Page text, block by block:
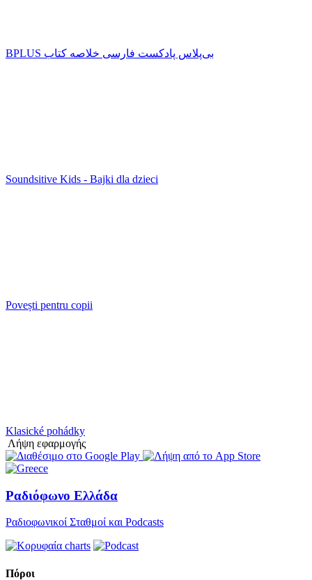
‌BPLUS بی‌پلاس پادکست فارسی خلاصه کتاب
Soundsitive Kids - Bajki dla dzieci
Povești pentru copii
Klasické pohádky
Λήψη εφαρμογής
Ραδιόφωνο Ελλάδα
Ραδιοφωνικοί Σταθμοί και Podcasts
Πόροι